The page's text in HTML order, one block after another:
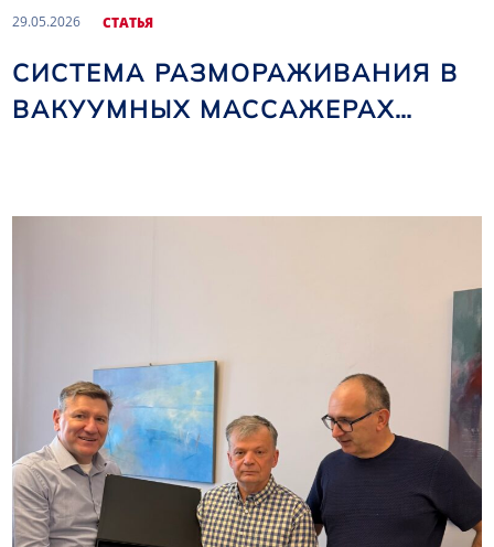
29.05.2026 CТАТЬЯ
СИСТЕМА РАЗМОРАЖИВАНИЯ В
ВАКУУМНЫХ МАССАЖЕРАХ